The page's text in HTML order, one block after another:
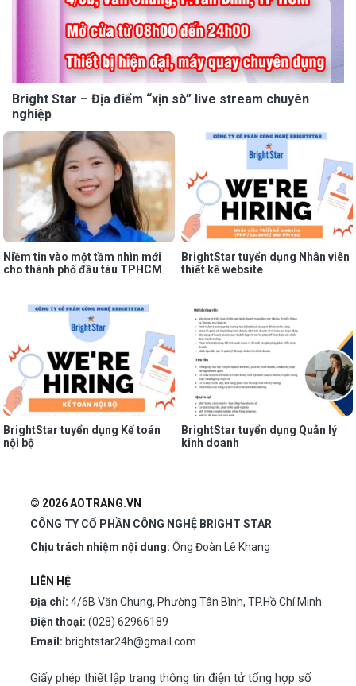
Bright Star – Địa điểm “xịn sò” live stream chuyên
nghiệp
Niềm tin vào một tầm nhìn mới
cho thành phố đầu tàu TPHCM
BrightStar tuyển dụng Nhân viên
thiết kế website
BrightStar tuyển dụng Kế toán
nội bộ
BrightStar tuyển dụng Quản lý
kinh doanh
© 2026 AOTRANG.VN
CÔNG TY CỔ PHẦN CÔNG NGHỆ BRIGHT STAR
Chịu trách nhiệm nội dung: Ông Đoàn Lê Khang
LIÊN HỆ
Địa chỉ: 4/6B Văn Chung, Phường Tân Bình, TP.Hồ Chí Minh
Điện thoại: (028) 62966189
Email: brightstar24h@gmail.com
Giấy phép thiết lập trang thông tin điện tử tổng hợp số